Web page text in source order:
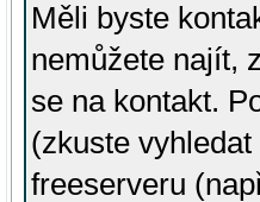
Měli byste
nemůžete najít,
se na kontakt.
(zkuste
freeserveru